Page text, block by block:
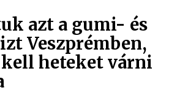
azt a gumi- és
Veszprémben,
heteket várni